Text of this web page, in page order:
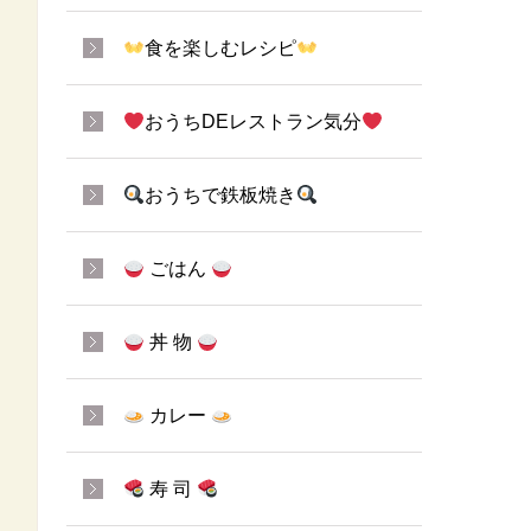
食を楽しむレシピ
おうちDEレストラン気分
おうちで鉄板焼き
ごはん
丼 物
カレー
寿 司